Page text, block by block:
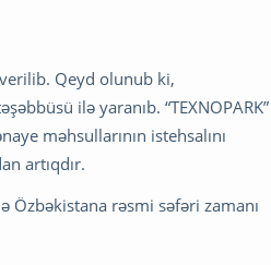
verilib. Qeyd olunub ki,
ilə yaranıb. “TEXNOPARK”
məhsullarının istehsalını
artıqdır.
Özbəkistana rəsmi səfəri zamanı